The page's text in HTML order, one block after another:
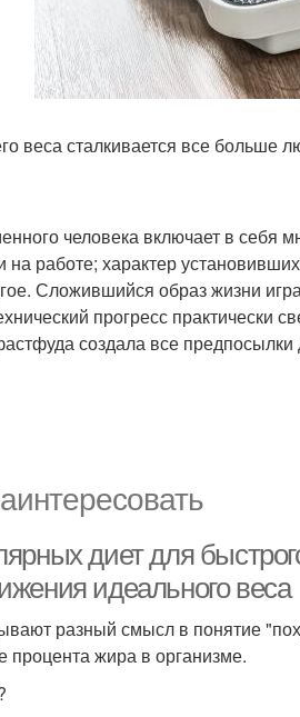
веса сталкивается все больше
человека включает в себя
на работе; характер
Сложившийся образ жизни
прогресс практически
создала все
диет для
идеального веса
разный смысл в понятие
процента жира в организме.